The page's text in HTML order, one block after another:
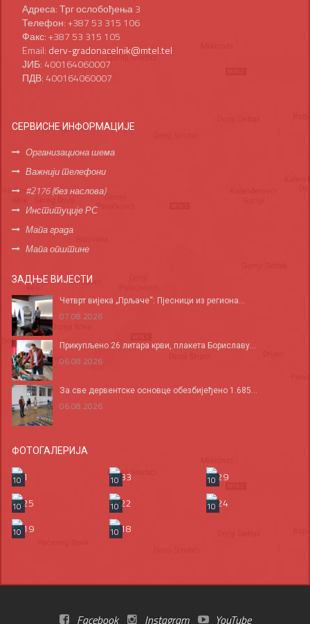
Адреса: Трг ослобођења 3
Телефон: +387 53 315 106
Факс: +387 53 315 105
Email: derv-gradonacelnik@mtel.tel
ЈИБ: 400164060007
ПДВ: 400164060007
СЕРВИСНЕ ИНФОРМАЦИЈЕ
Организациона шема
Важнији телефони
#2176 (без наслова)
Институције РС
Мапа града
Мапа општине
ЗАДЊЕ ВИЈЕСТИ
Четврт вијека „Прљаче“: Пјесници из региона...
07.08.2026
Прикупљено 26 литара крви, плакета Бориславу...
06.08.2026
За све дервентске основце обезбијеђено 1.685...
06.08.2026
ФОТОГАЛЕРИЈА
10 10
10
10
10
10
10
10
Facebook Instagram YouTube